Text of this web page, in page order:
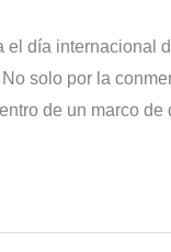
el día internacional
solo por la
de un marco de